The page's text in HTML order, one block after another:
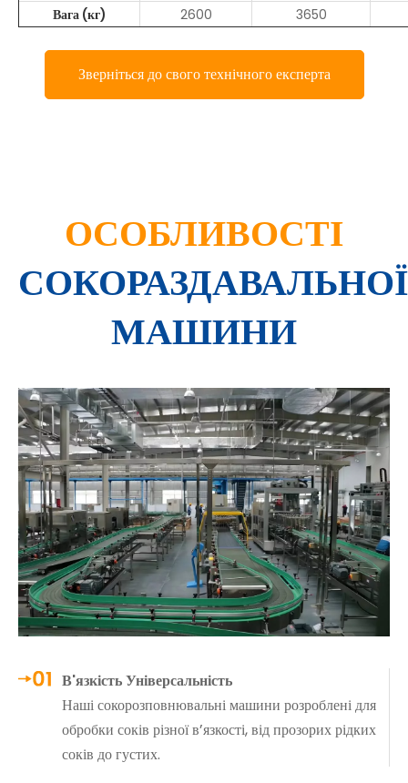
Вага (кг)
2600 3650
Зверніться до свого технічного експерта
ОСОБЛИВОСТІ
СОКОРАЗДАВАЛЬНОЇ
МАШИНИ
В'язкість Універсальність
Наші сокорозповнювальні машини розроблені для
обробки соків різної в’язкості, від прозорих рідких
соків до густих.